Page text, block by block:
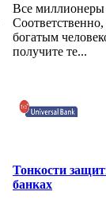
Все миллионеры
богатым
получите те...
Тонкости
банках